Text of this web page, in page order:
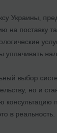
Украины,
поставку
уплачивать
выбор
но
в реальность.